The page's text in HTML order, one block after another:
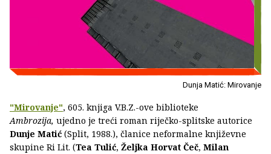
Dunja Matić: Mirovanje
"Mirovanje", 605. knjiga V.B.Z.-ove biblioteke
Ambrozija, ujedno je treći roman riječko-splitske autorice
Dunje Matić (Split, 1988.), članice neformalne književne
skupine Ri Lit. (Tea Tulić, Željka Horvat Čeč, Milan